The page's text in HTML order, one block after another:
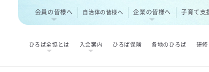
会員の皆様へ 自治体の皆様へ 企業の皆様へ 子育て支
ひろば全協とは 入会案内 ひろば保険 各地のひろば 研